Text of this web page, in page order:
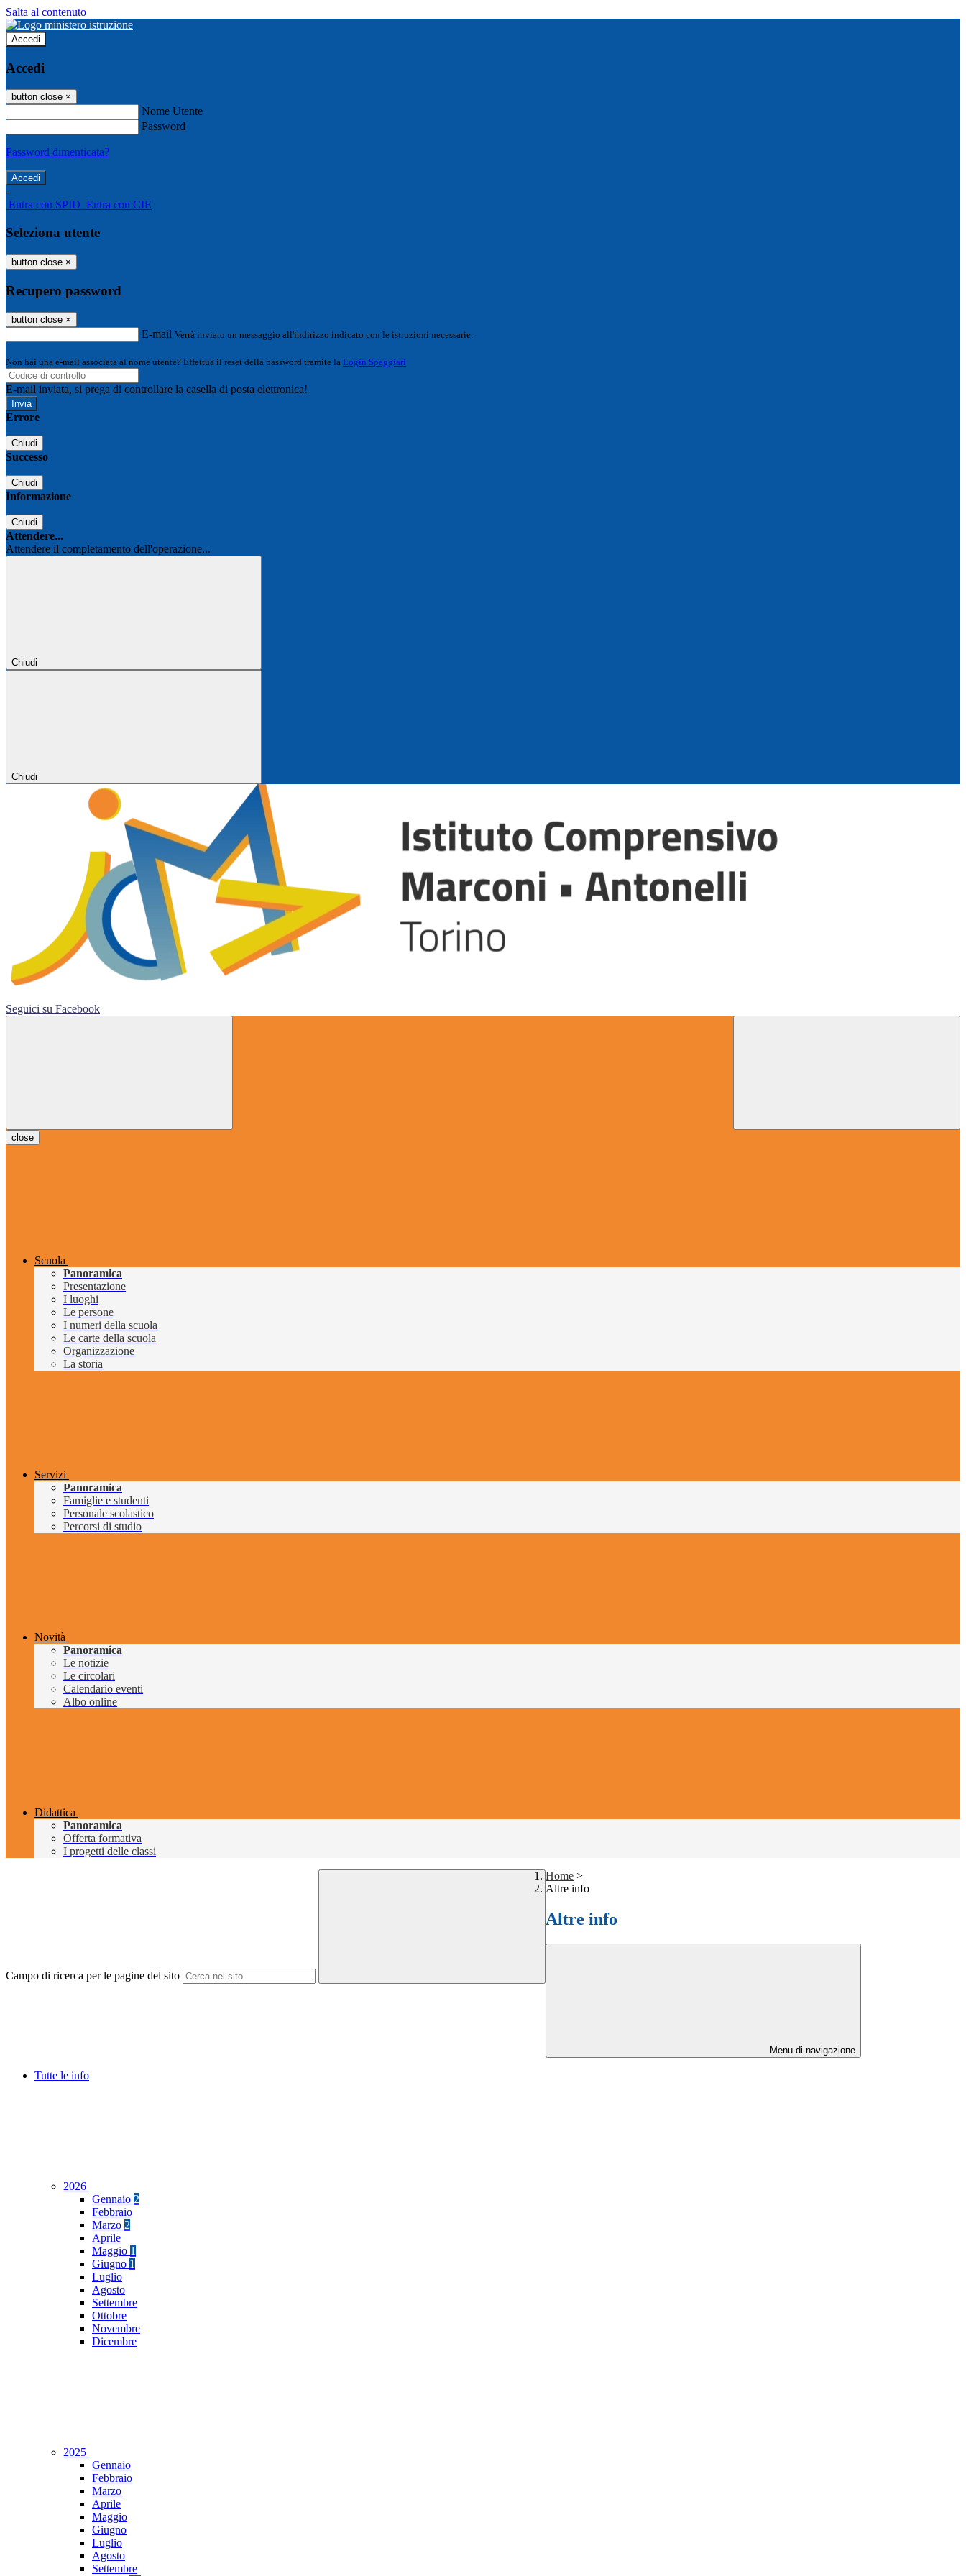
Salta al contenuto
Accedi
Accedi
button close ×
Nome Utente
Password
Password dimenticata?
-
Entra con SPID Entra con CIE
Seleziona utente
button close ×
Recupero password
button close ×
E-mail Verrà inviato un messaggio all'indirizzo indicato con le istruzioni necessarie.
Non hai una e-mail associata al nome utente? Effettua il reset della password tramite la Login Spaggiari
E-mail inviata, si prega di controllare la casella di posta elettronica!
Errore
Chiudi
Successo
Chiudi
Informazione
Chiudi
Attendere...
Attendere il completamento dell'operazione...
Chiudi
Chiudi
Seguici su Facebook
close
Scuola
Panoramica
Presentazione
I luoghi
Le persone
I numeri della scuola
Le carte della scuola
Organizzazione
La storia
Servizi
Panoramica
Famiglie e studenti
Personale scolastico
Percorsi di studio
Novità
Panoramica
Le notizie
Le circolari
Calendario eventi
Albo online
Didattica
Panoramica
Offerta formativa
I progetti delle classi
Campo di ricerca per le pagine del sito
Home >
Altre info
Altre info
Menu di navigazione
Tutte le info
2026
Gennaio 2
Febbraio
Marzo 2
Aprile
Maggio 1
Giugno 1
Luglio
Agosto
Settembre
Ottobre
Novembre
Dicembre
2025
Gennaio
Febbraio
Marzo
Aprile
Maggio
Giugno
Luglio
Agosto
Settembre